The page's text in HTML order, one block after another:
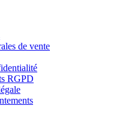
de vente
RGPD